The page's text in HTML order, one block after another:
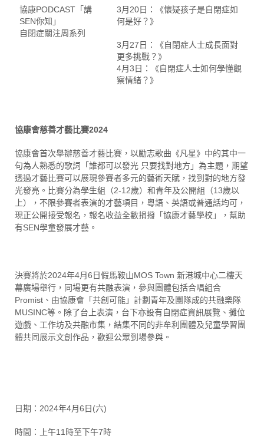
協康PODCAST「講
SEN你知」
自閉症關注周系列
3月20日：《懷疑孩子是自閉症如
何是好？》
3月27日：《自閉症人士成長面對
更多挑戰？》
4月3日：《自閉症人士如何學懂觀
察情緒？》
協康會慈善才藝比賽2024
協康會首次舉辦慈善才藝比賽，以勵志歌曲《凡星》中的其中一
句為人熟悉的歌詞「誰都可以發光 只要找對地方」為主題，期望
透過才藝比賽可以展現參賽者多元的藝術天賦，找到對的地方發
光發亮。比賽分為學生組（2-12歲）和青年及公開組（13歲以
上），不限參賽者表演的才藝項目，粵語、英語或普通話均可，
現正公開接受報名，報名收益全數捐撥「協康才藝學校」，幫助
有SEN學童發展才藝。
決賽將於2024年4月6日假馬鞍山MOS Town 新港城中心二樓天
幕廣場舉行，同場更有共融表演，參與團體包括合唱組合
Promist、由協康會「共創可能」計劃青年及團隊成的共融樂隊
MUSINC等。除了台上表演，台下亦設有自閉症資訊展覽、攤位
遊戲、工作坊及共融市集，結集不同的非牟利團體及兒童學習團
體共同展示文創作品，歡迎公眾到場參與。
日期：2024年4月6日(六)
時間：上午11時至下午7時